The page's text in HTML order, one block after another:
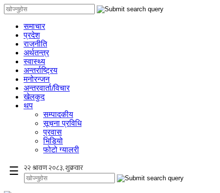
समाचार
प्रदेश
राजनीति
अर्थतन्त्र
स्वास्थ्य
अन्तर्राष्ट्रिय
मनोरन्जन
अन्तरवार्ता/विचार
खेलकुद
थप
सम्पादकीय
सूचना प्रविधि
प्रवास
भिडियो
फोटो ग्यालरी
☰